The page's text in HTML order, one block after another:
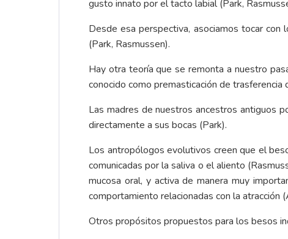
gusto innato por el tacto labial (Park,
Desde esa perspectiva, asociamos tocar
(Park, Rasmussen).
Hay otra teoría que se remonta a nuestro
conocido como premasticación de trasferencia
Las madres de nuestros ancestros antiguos
directamente a sus bocas (Park).
Los antropólogos evolutivos creen que el
comunicadas por la saliva o el aliento
mucosa oral, y activa de manera muy
comportamiento relacionadas con la atracción
Otros propósitos propuestos para los besos